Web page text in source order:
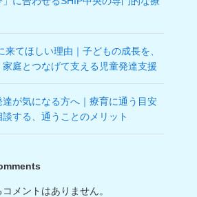
来てほしい理由｜子どもの成長を、
家庭とつなげて支える児童発達支援
達が気になる方へ｜療育に通う目安
談する、通うことのメリット
メントはありません。